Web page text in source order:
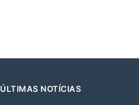
ÚLTIMAS NOTÍCIAS